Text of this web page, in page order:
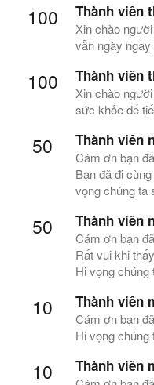
100 Thành viên
Xin chào
vẫn ngày
100 Thành viên
Xin chào
sức khỏe để
50 Thành viên
Cám ơn bạn
Bạn đã đi
vọng chúng ta
50 Thành viên
Cám ơn bạn
Rất vui khi
Hi vọng chúng
10 Thành viên
Cám ơn bạn
Hi vọng chúng
10 Thành viên